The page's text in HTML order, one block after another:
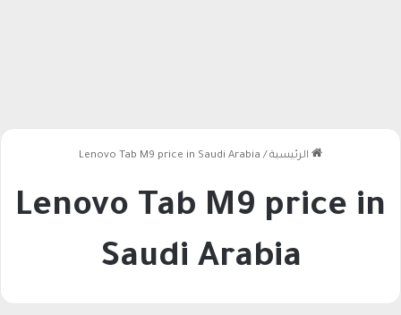
الرئيسية /
Lenovo Tab M9 price in Saudi Arabia
Lenovo Tab M9 price in
Saudi Arabia